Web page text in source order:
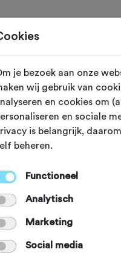
van het
de
maar op het
lopen de
je bezoek aan onze
wij gebruik van
en cookies om
en sociale
is belangrijk,
beheren.
Functioneel
Analytisch
Marketing
Social media